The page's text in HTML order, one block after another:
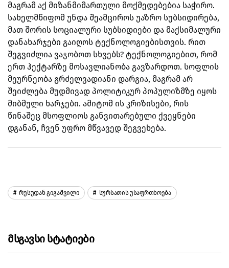
მაგრამ აქ მიზანმიმართული მოქმედებებია საჭირო.
სახელმწიფომ უნდა შეამციროს უაზრო სუბსიდირება,
მათ შორის სოციალური სუბსიდიები და მაქსიმალური
დანახარჯები გაიღოს ტექნოლოგიებისთვის. რით
შეგვიძლია ვაჯობოთ სხვებს? ტექნოლოგიებით, რომ
ერთ ჰექტარზე მოსავლიანობა გავზარდოთ. სოფლის
მეურნეობა გრძელვადიანი დარგია, მაგრამ არ
შეიძლება მუდმივად პოლიტიკურ პოპულიზმზე იყოს
მიბმული ხარჯები. ამიტომ ის კრიზისები, რის
წინაშეც მსოფლიოს განვითარებული ქვეყნები
დგანან, ჩვენ უფრო მწვავედ შეგვეხება.
Რუსუდან Გიგაშვილი Სურსათის Უსაფრთხოება
Მსგავსი Სტატიები